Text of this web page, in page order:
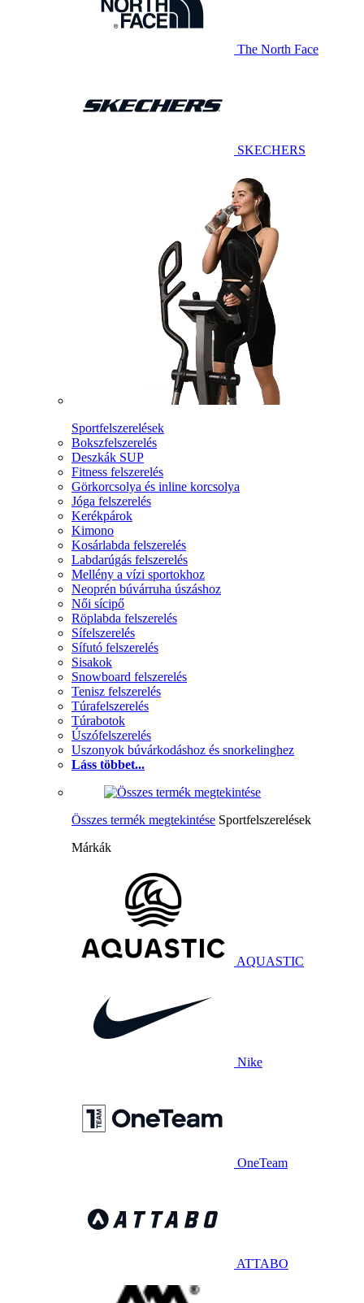
The North Face
SKECHERS
Sportfelszerelések
Bokszfelszerelés
Deszkák SUP
Fitness felszerelés
Görkorcsolya és inline korcsolya
Jóga felszerelés
Kerékpárok
Kimono
Kosárlabda felszerelés
Labdarúgás felszerelés
Mellény a vízi sportokhoz
Neoprén búvárruha úszáshoz
Női sícipő
Röplabda felszerelés
Sífelszerelés
Sífutó felszerelés
Sisakok
Snowboard felszerelés
Tenisz felszerelés
Túrafelszerelés
Túrabotok
Úszófelszerelés
Uszonyok búvárkodáshoz és snorkelinghez
Láss többet...
Összes termék megtekintése Sportfelszerelések
Márkák
AQUASTIC
Nike
OneTeam
ATTABO